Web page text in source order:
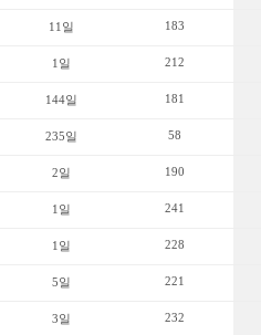
11일 183
1일 212
144일 181
235일 58
2일 190
1일 241
1일 228
5일 221
3일 232